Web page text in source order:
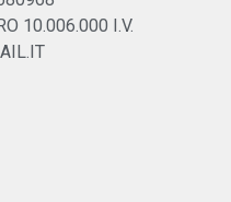
10.006.000 I.V.